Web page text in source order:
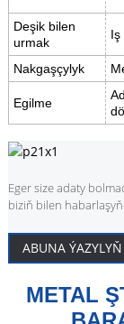
Deşik bilen
urmak
Iş
Nakgaşçylyk
Egilme
Eger size adaty
biziň bilen habarlaşyň.
ABUNA ÝAZYLYŇ
METAL